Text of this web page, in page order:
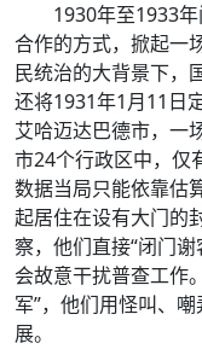
1930年至1933
合作的方式，掀起一
民统治的大背景下，
还将1931年1月11日
艾哈迈达巴德市，一
市24个行政区中，仅
数据当局只能依靠估
起居住在设有大门的
察，他们直接“闭门
会故意干扰普查工作
军”，他们用怪叫、
展。